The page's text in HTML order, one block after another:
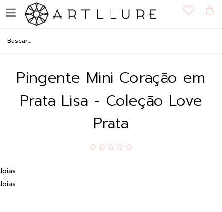
Pingente Mini Coração em
Prata Lisa - Coleção Love
Prata
Joias
Joias